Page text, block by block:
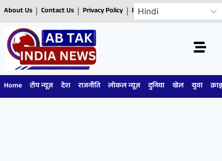
About Us Contact Us Privacy Policy Disclaimer
Home टॉप न्यूज़ देश राजनीति लोकल न्यूज़ दुनिया खेल युवा